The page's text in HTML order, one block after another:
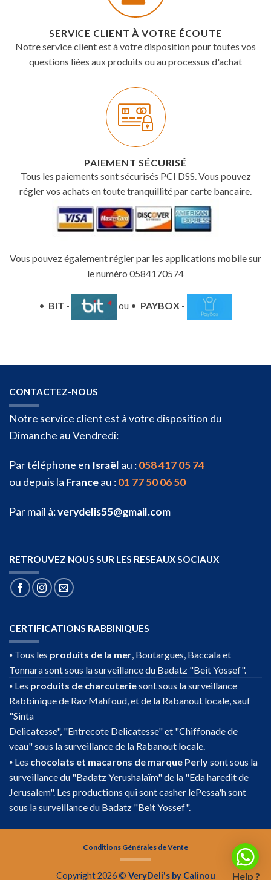
SERVICE CLIENT À VOTRE ÉCOUTE
Notre service client est à votre disposition pour toutes vos
questions liées aux produits ou au processus d'achat
PAIEMENT SÉCURISÉ
Tous les paiements sont sécurisés PCI DSS. Vous pouvez
régler vos achats en toute tranquillité par carte bancaire.
Vous pouvez également régler par les applications mobile sur
le numéro 0584170574
• BIT - ou • PAYBOX -
CONTACTEZ-NOUS
Notre service client est à votre disposition du
Dimanche au Vendredi:
Par téléphone en Israël au :058 417 05 74
ou depuis la Franceau :01 77 50 06 50
Par mail à:verydelis55@gmail.com
RETROUVEZ NOUS SUR LES RESEAUX SOCIAUX
CERTIFICATIONS RABBINIQUES
⦁ Tous les produits de la mer , Boutargues, Baccala et
Tonnara sont sous la surveillance du Badatz "Beit Yossef".
⦁ Les produits de charcuteriesont sous la surveillance
Rabbinique de Rav Mahfoud, et de la Rabanout locale, sauf
"Sinta
Delicatesse", "Entrecote Delicatesse" et "Chiffonade de
veau" sous la surveillance de la Rabanout locale.
⦁ Les chocolats et macarons de marque Perlysont sous la
surveillance du "Badatz Yerushalaïm" de la "Eda haredit de
Jerusalem". Les productions qui sont casher lePessa'h sont
sous la surveillance du Badatz "Beit Yossef".
Conditions Générales de Vente
Copyright 2026 © VeryDeli's by Calinou Help ?